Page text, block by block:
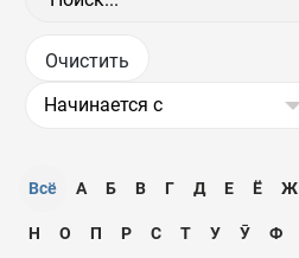
Всё А Б В Г Д Е Ё Ж
Н О П Р С Т У Ӯ Ф